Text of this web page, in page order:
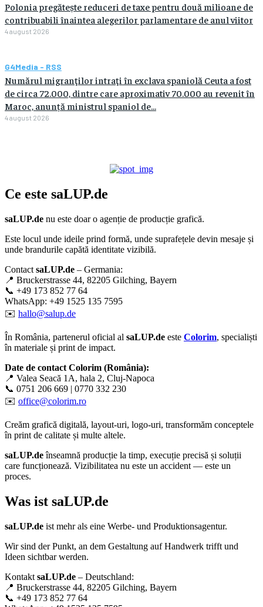
Polonia pregătește reduceri de taxe pentru două milioane de
contribuabili înaintea alegerilor parlamentare de anul viitor
4 august 2026
G4Media - RSS
Numărul migranţilor intraţi în exclava spaniolă Ceuta a fost
de circa 72.000, dintre care aproximativ 70.000 au revenit în
Maroc, anunță ministrul spaniol de...
4 august 2026
Ce este saLUP.de
saLUP.de nu este doar o agenție de producție grafică.
Este locul unde ideile prind formă, unde suprafețele devin mesaje și
unde brandurile capătă identitate vizibilă.
Contact saLUP.de – Germania:
📍 Bruckerstrasse 44, 82205 Gilching, Bayern
📞 +49 173 852 77 64
WhatsApp: +49 1525 135 7595
✉️ hallo@salup.de
În România, partenerul oficial al saLUP.de este Colorim, specialiști
în materiale și print de impact.
Date de contact Colorim (România):
📍 Valea Seacă 1A, hala 2, Cluj-Napoca
📞 0751 206 669 | 0770 332 230
✉️ office@colorim.ro
Creăm grafică digitală, layout-uri, logo-uri, transformăm conceptele
în print de calitate și multe altele.
saLUP.deînseamnă producție la timp, execuție precisă și soluții
care funcționează. Vizibilitatea nu este un accident — este un
proces.
Was ist saLUP.de
saLUP.de ist mehr als eine Werbe- und Produktionsagentur.
Wir sind der Punkt, an dem Gestaltung auf Handwerk trifft und
Ideen sichtbar werden.
Kontakt saLUP.de – Deutschland:
📍 Bruckerstrasse 44, 82205 Gilching, Bayern
📞 +49 173 852 77 64